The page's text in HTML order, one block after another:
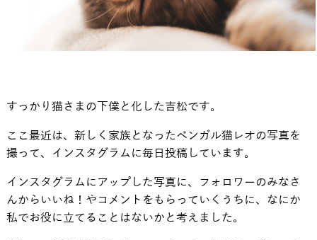
すっかり猫さまの下僕と化した吉松です。
ここ最近は、新しく家族となったベンガル猫レオの写真を
撮って、インスタグラムに毎日投稿しています。
インスタグラムにアップした写真に、フォロワーのみなさ
んからいいね！やコメントをもらっていくうちに、なにか
私でお役に立てることはないかと考えました。